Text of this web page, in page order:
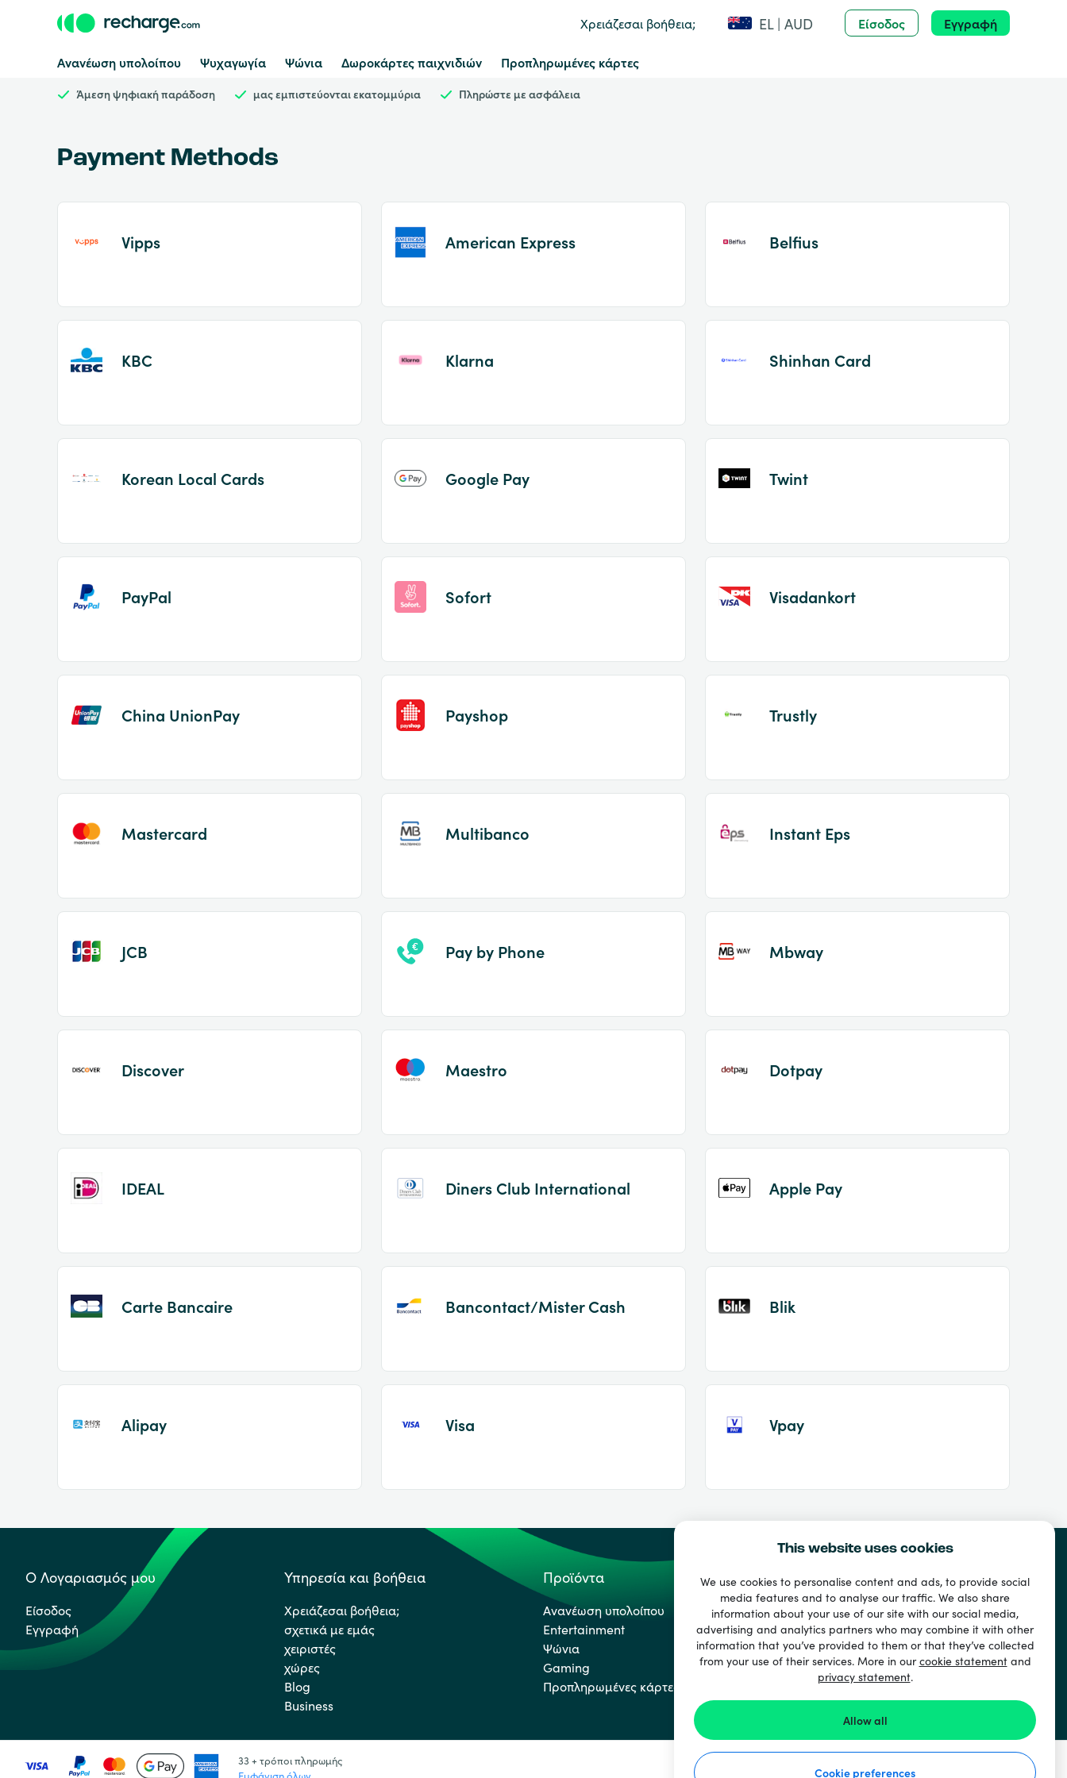
This website uses cookies
We use cookies to personalise content and ads, to provide social
media features and to analyse our traffic. We also share
information about your use of our site with our social media,
advertising and analytics partners who may combine it with other
information that you’ve provided to them or that they’ve collected
from your use of their services. More in ourcookie statementand
privacy statement.
Allow all
Cookie preferences
Χρειάζεσαι βοήθεια; EL | AUD Είσοδος Εγγραφή
Ανανέωση υπολοίπου Ψυχαγωγία Ψώνια Δωροκάρτες παιχνιδιών Προπληρωμένες κάρτες
Άμεση ψηφιακή παράδοση μας εμπιστεύονται εκατομμύρια Πληρώστε με ασφάλεια
2
Payment Methods
Vipps American Express Belfius
KBC Klarna Shinhan Card
Korean Local Cards Google Pay Twint
PayPal Sofort Visadankort
China UnionPay Payshop Trustly
Mastercard Multibanco Instant Eps
JCB Pay by Phone Mbway
Discover Maestro Dotpay
IDEAL Diners Club International Apple Pay
Carte Bancaire Bancontact/Mister Cash Blik
Alipay Visa Vpay
Ο Λογαριασμός μου
Είσοδος
Εγγραφή
Υπηρεσία και βοήθεια
Χρειάζεσαι βοήθεια;
σχετικά με εμάς
χειριστές
χώρες
Blog
Business
Προϊόντα
Ανανέωση υπολοίπου
Entertainment
Ψώνια
Gaming
Προπληρωμένες κάρτες
33 + τρόποι πληρωμής